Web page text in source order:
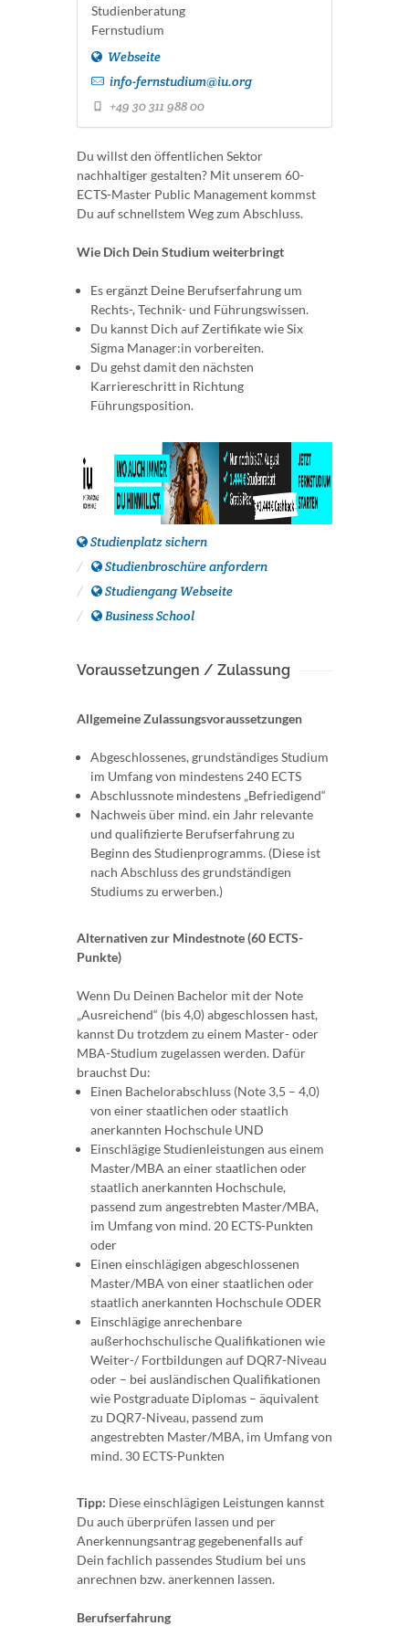
Studienberatung
Fernstudium
Webseite
info-fernstudium@iu.org
+49 30 311 988 00
Du willst den öffentlichen Sektor
nachhaltiger gestalten? Mit unserem 60-
ECTS-Master Public Management kommst
Du auf schnellstem Weg zum Abschluss.
Wie Dich Dein Studium weiterbringt
Es ergänzt Deine Berufserfahrung um
Rechts-, Technik- und Führungswissen.
Du kannst Dich auf Zertifikate wie Six
Sigma Manager:in vorbereiten.
Du gehst damit den nächsten
Karriereschritt in Richtung
Führungsposition.
Studienplatz sichern
Studienbroschüre anfordern
Studiengang Webseite
Business School
Voraussetzungen / Zulassung
Allgemeine Zulassungsvoraussetzungen
Abgeschlossenes, grundständiges Studium
im Umfang von mindestens 240 ECTS
Abschlussnote mindestens „Befriedigend“
Nachweis über mind. ein Jahr relevante
und qualifizierte Berufserfahrung zu
Beginn des Studienprogramms. (Diese ist
nach Abschluss des grundständigen
Studiums zu erwerben.)
Alternativen zur Mindestnote (60 ECTS-
Punkte)
Wenn Du Deinen Bachelor mit der Note
„Ausreichend“ (bis 4,0) abgeschlossen hast,
kannst Du trotzdem zu einem Master- oder
MBA-Studium zugelassen werden. Dafür
brauchst Du:
Einen Bachelorabschluss (Note 3,5 – 4,0)
von einer staatlichen oder staatlich
anerkannten Hochschule UND
Einschlägige Studienleistungen aus einem
Master/MBA an einer staatlichen oder
staatlich anerkannten Hochschule,
passend zum angestrebten Master/MBA,
im Umfang von mind. 20 ECTS-Punkten
oder
Einen einschlägigen abgeschlossenen
Master/MBA von einer staatlichen oder
staatlich anerkannten Hochschule ODER
Einschlägige anrechenbare
außerhochschulische Qualifikationen wie
Weiter-/ Fortbildungen auf DQR7-Niveau
oder – bei ausländischen Qualifikationen
wie Postgraduate Diplomas – äquivalent
zu DQR7-Niveau, passend zum
angestrebten Master/MBA, im Umfang von
mind. 30 ECTS-Punkten
Tipp: Diese einschlägigen Leistungen kannst
Du auch überprüfen lassen und per
Anerkennungsantrag gegebenenfalls auf
Dein fachlich passendes Studium bei uns
anrechnen bzw. anerkennen lassen.
Berufserfahrung